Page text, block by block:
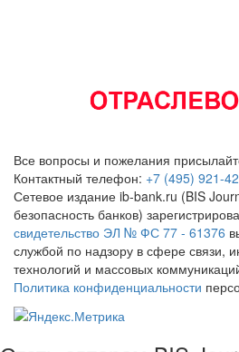
Все вопросы и пожелания
Контактный телефон: +7 (495) 921-
Сетевое издание ib-bank.ru (BIS
безопасность банков)
свидетельство ЭЛ № ФС 77 - 61376
службой по надзору в сфере связи,
технологий и массовых
Политика конфиденциальности